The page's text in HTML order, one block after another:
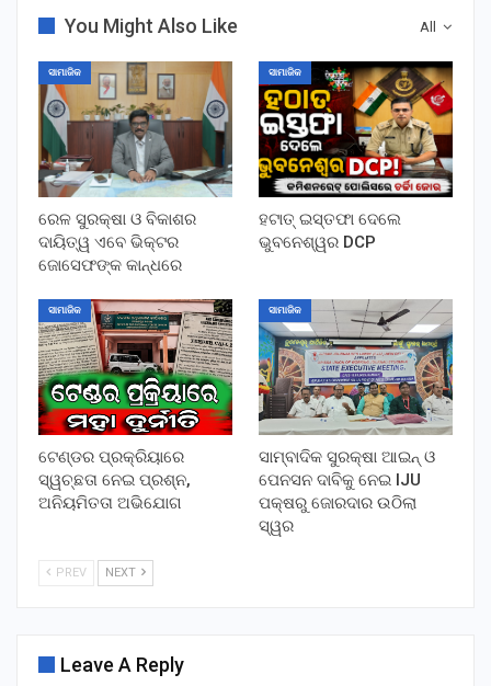
All
You Might Also Like
ସାମାଜିକ
ରେଳ ସୁରକ୍ଷା ଓ ବିକାଶର
ଦାୟିତ୍ୱ ଏବେ ଭିକ୍ଟର
ଜୋସେଫଙ୍କ କାନ୍ଧରେ
ସାମାଜିକ
ହଟାତ୍ ଇସ୍ତଫା ଦେଲେ
ଭୁବନେଶ୍ୱର DCP
ସାମାଜିକ
ଟେଣ୍ଡର ପ୍ରକ୍ରିୟାରେ
ସ୍ୱଚ୍ଛତା ନେଇ ପ୍ରଶ୍ନ,
ଅନିୟମିତତା ଅଭିଯୋଗ
ସାମାଜିକ
ସାମ୍ବାଦିକ ସୁରକ୍ଷା ଆଇନ୍ ଓ
ପେନସନ ଦାବିକୁ ନେଇ IJU
ପକ୍ଷରୁ ଜୋରଦାର ଉଠିଲା
ସ୍ୱର
PREV NEXT
Leave A Reply